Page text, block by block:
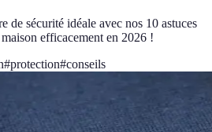
de sécurité idéale avec nos 10 astuces
efficacement en 2026 !
#protection#conseils